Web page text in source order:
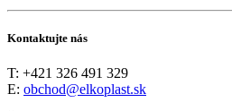
Kontaktujte nás
T: +421 326 491 329
E: obchod@elkoplast.sk